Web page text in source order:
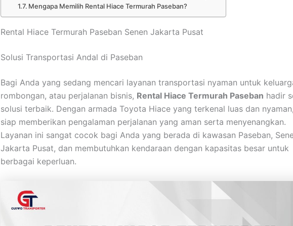
Mengapa Memilih Rental Hiace Termurah Paseban?
Rental Hiace Termurah Paseban Senen Jakarta Pusat
Solusi Transportasi Andal di Paseban
Bagi Anda yang sedang mencari layanan transportasi nyaman untuk
rombongan, atau perjalanan bisnis, Rental Hiace Termurah Paseban hadir
solusi terbaik. Dengan armada Toyota Hiace yang terkenal luas dan
siap memberikan pengalaman perjalanan yang aman serta menyenangkan.
Layanan ini sangat cocok bagi Anda yang berada di kawasan Paseban,
Jakarta Pusat, dan membutuhkan kendaraan dengan kapasitas besar untuk
berbagai keperluan.